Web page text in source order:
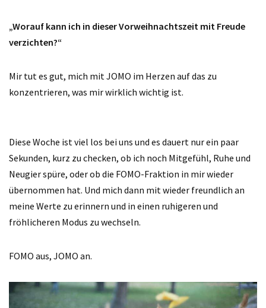
„Worauf kann ich in dieser Vorweihnachtszeit mit Freude
verzichten?“
Mir tut es gut, mich mit JOMO im Herzen auf das zu
konzentrieren, was mir wirklich wichtig ist.
Diese Woche ist viel los bei uns und es dauert nur ein paar
Sekunden, kurz zu checken, ob ich noch Mitgefühl, Ruhe und
Neugier spüre, oder ob die FOMO-Fraktion in mir wieder
übernommen hat. Und mich dann mit wieder freundlich an
meine Werte zu erinnern und in einen ruhigeren und
fröhlicheren Modus zu wechseln.
FOMO aus, JOMO an.